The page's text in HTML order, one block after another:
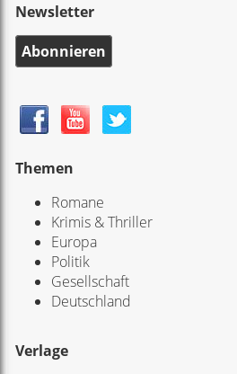
Newsletter
Abonnieren
Themen
Romane
Krimis & Thriller
Europa
Politik
Gesellschaft
Deutschland
Verlage